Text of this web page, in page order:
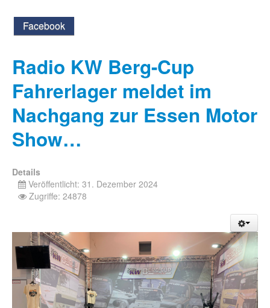
Facebook
Radio KW Berg-Cup
Fahrerlager meldet im
Nachgang zur Essen Motor
Show…
Details
Veröffentlicht: 31. Dezember 2024
Zugriffe: 24878